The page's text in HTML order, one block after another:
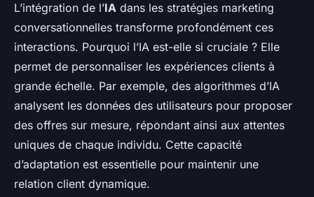
L’intégration de l’IA dans les stratégies marketing
conversationnelles transforme profondément ces
interactions. Pourquoi l’IA est-elle si cruciale ? Elle
permet de personnaliser les expériences clients à
grande échelle. Par exemple, des algorithmes d’IA
analysent les données des utilisateurs pour proposer
des offres sur mesure, répondant ainsi aux attentes
uniques de chaque individu. Cette capacité
d’adaptation est essentielle pour maintenir une
relation client dynamique.